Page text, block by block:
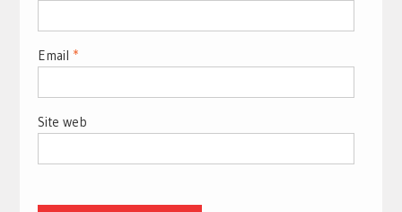
Email *
Site web